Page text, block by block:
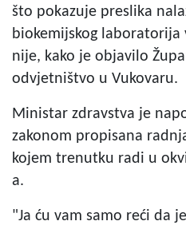
što pokazuje preslika
biokemijskog laboratorija
nije, kako je objavilo
odvjetništvo u Vukovaru.
Ministar zdravstva je
zakonom propisana
kojem trenutku radi u
a.
"Ja ću vam samo reći da